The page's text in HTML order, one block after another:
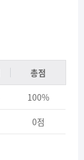
총점
100%
0점